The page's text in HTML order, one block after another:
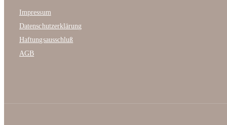
Impressum
Datenschutzerklärung
Haftungsausschluß
AGB